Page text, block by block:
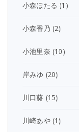
小森ほたる (1)
小森香乃 (2)
小池里奈 (10)
岸みゆ (20)
川口葵 (15)
川崎あや(1)